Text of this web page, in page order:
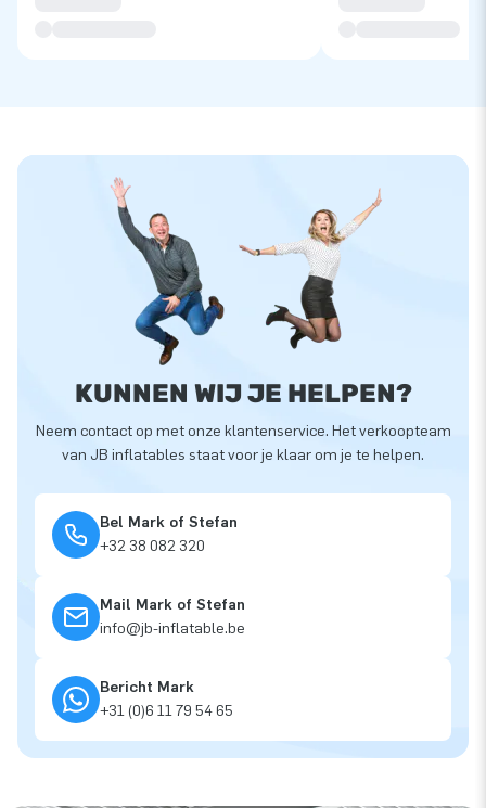
KUNNEN WIJ JE HELPEN?
Neem contact op met onze klantenservice. Het verkoopteam
van JB inflatables staat voor je klaar om je te helpen.
Bel Mark of Stefan
+32 38 082 320
Mail Mark of Stefan
info@jb-inflatable.be
Bericht Mark
+31 (0)6 11 79 54 65